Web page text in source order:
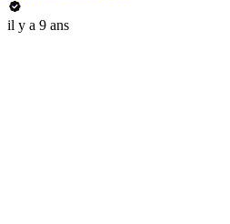
il y a 9 ans